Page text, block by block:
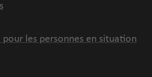
les personnes en situation